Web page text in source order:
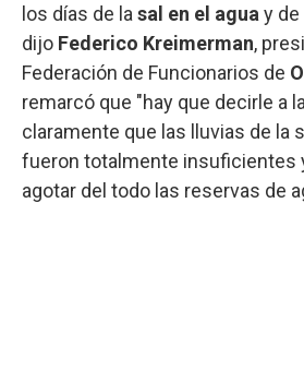
los días de la sal en el agua y
dijo Federico Kreimerman,
Federación de Funcionarios de
remarcó que "hay que decirle a
claramente que las lluvias de la
fueron totalmente insuficientes
agotar del todo las reservas de